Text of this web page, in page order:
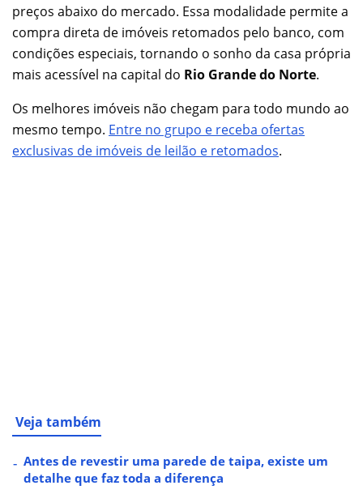
preços abaixo do mercado. Essa modalidade permite a
compra direta de imóveis retomados pelo banco, com
condições especiais, tornando o sonho da casa própria
mais acessível na capital do Rio Grande do Norte.
Os melhores imóveis não chegam para todo mundo ao
mesmo tempo. Entre no grupo e receba ofertas
exclusivas de imóveis de leilão e retomados.
Veja também
Antes de revestir uma parede de taipa, existe um
detalhe que faz toda a diferença